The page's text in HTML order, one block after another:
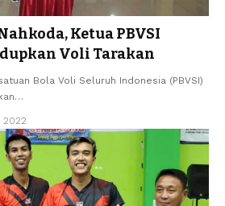
Ketua PBVSI
Voli Tarakan
Bola Voli Seluruh Indonesia (PBVSI)
2022